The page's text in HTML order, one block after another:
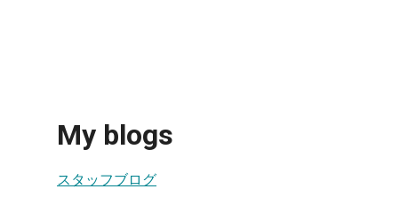
My blogs
スタッフブログ